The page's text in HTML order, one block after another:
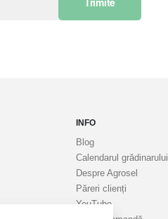
INFO
Blog
Calendarul grădinarului
Despre Agrosel
Păreri clienți
YouTube